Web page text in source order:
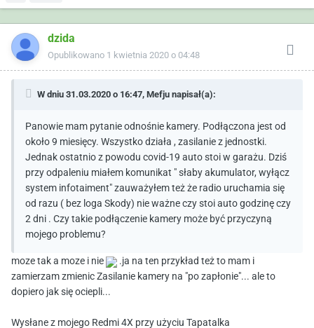
dzida
Opublikowano 1 kwietnia 2020 o 04:48
W dniu 31.03.2020 o 16:47, Mefju napisał(a):
Panowie mam pytanie odnośnie kamery. Podłączona jest od
około 9 miesięcy. Wszystko działa , zasilanie z jednostki.
Jednak ostatnio z powodu covid-19 auto stoi w garażu. Dziś
przy odpaleniu miałem komunikat " słaby akumulator, wyłącz
system infotaiment" zauważyłem też że radio uruchamia się
od razu ( bez loga Skody) nie ważne czy stoi auto godzinę czy
2 dni . Czy takie podłączenie kamery może być przyczyną
mojego problemu?
moze tak a moze i nie
.ja na ten przykład też to mam i
zamierzam zmienic Zasilanie kamery na "po zapłonie"... ale to
dopiero jak się ociepli...
Wysłane z mojego Redmi 4X przy użyciu Tapatalka